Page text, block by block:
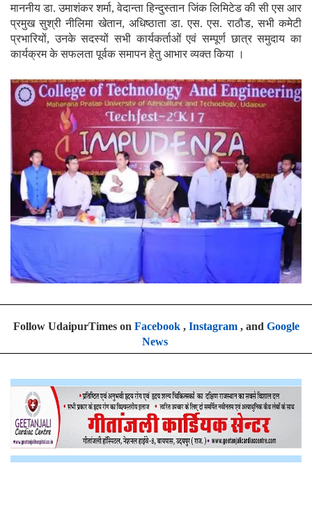
माननीय डा. उमाशंकर शर्मा, वेदान्ता हिन्दुस्तान जिंक लिमिटेड की सी एस आर
प्रमुख सुश्री नीलिमा खेतान, अधिष्ठाता डा. एस. एस. राठौड, सभी कमेटी
प्रभारियों, उनके सदस्यों सभी कार्यकर्ताओं एवं सम्पूर्ण छात्र समुदाय का
कार्यक्रम के सफलता पूर्वक समापन हेतु आभार व्यक्त किया ।
Follow UdaipurTimes on Facebook, Instagram, and Google
News